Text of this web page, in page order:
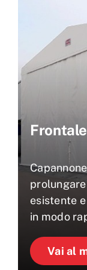
Frontale
esistente
in modo
Vai al